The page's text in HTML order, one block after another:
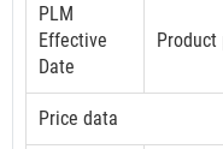
PLM
Effective
Date
Price data